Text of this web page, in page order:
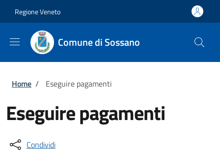
Regione Veneto
Comune di Sossano
Briciole di pane
Home / Eseguire pagamenti
Eseguire pagamenti
Condividi